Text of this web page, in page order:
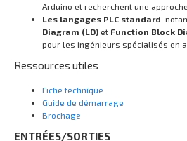
Arduino et recherchent une
Les langages PLC standard ,
Diagram (LD) et Function Block
pour les ingénieurs spécialisés en
Ressources utiles
Fiche technique
Guide de démarrage
Brochage
ENTRÉES/SORTIES